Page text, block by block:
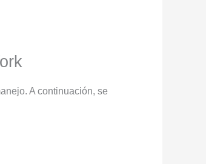
A continuación, se